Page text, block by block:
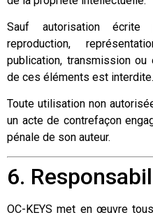
Sauf autorisation écrite
reproduction,
publication, transmission
de ces éléments est interdite.
Toute utilisation non
un acte de contrefaçon
pénale de son auteur.
6.
OC-KEYS met en œuvre